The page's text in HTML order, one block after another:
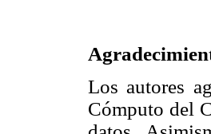
Los autores
Cómputo del